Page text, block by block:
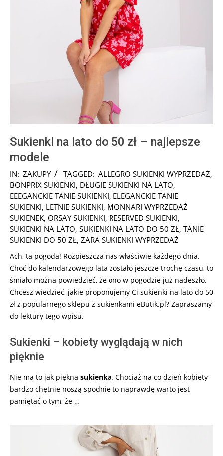
Sukienki na lato do 50 zł – najlepsze
modele
2025-
07-
26
IN: ZAKUPY TAGGED: ALLEGRO SUKIENKI WYPRZEDAŻ,
BONPRIX SUKIENKI, DŁUGIE SUKIENKI NA LATO,
EEEGANCKIE TANIE SUKIENKI, ELEGANCKIE TANIE
SUKIENKI, LETNIE SUKIENKI, MONNARI WYPRZEDAŻ
SUKIENEK, ORSAY SUKIENKI, RESERVED SUKIENKI,
SUKIENKI NA LATO, SUKIENKI NA LATO DO 50 ZŁ, TANIE
SUKIENKI DO 50 ZŁ, ZARA SUKIENKI WYPRZEDAŻ
Ach, ta pogoda! Rozpieszcza nas właściwie każdego dnia.
Choć do kalendarzowego lata zostało jeszcze trochę czasu, to
śmiało można powiedzieć, że ono w pogodzie już nadeszło.
Chcesz wiedzieć, jakie proponujemy Ci sukienki na lato do 50
zł z popularnego sklepu z sukienkami eButik.pl? Zapraszamy
do lektury tego wpisu.
Sukienki – kobiety wyglądają w nich
pięknie
Nie ma to jak piękna sukienka. Chociaż na co dzień kobiety
bardzo chętnie noszą spodnie to naprawdę warto jest
pamiętać o tym, że …